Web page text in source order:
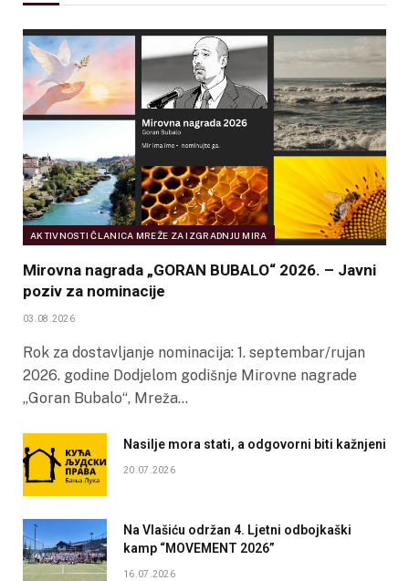
AKTIVNOSTI ČLANICA MREŽE ZA IZGRADNJU MIRA
Mirovna nagrada „GORAN BUBALO“ 2026. – Javni
poziv za nominacije
03.08.2026
Rok za dostavljanje nominacija: 1. septembar/rujan
2026. godine Dodjelom godišnje Mirovne nagrade
„Goran Bubalo“, Mreža…
Nasilje mora stati, a odgovorni biti kažnjeni
20.07.2026
Na Vlašiću održan 4. Ljetni odbojkaški
kamp “MOVEMENT 2026”
16.07.2026